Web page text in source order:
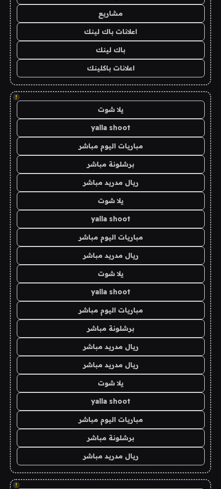
مشاريع
اعلانات باك لينك
باك لينك
اعلانات باكلينك
!
يلا شوت
yalla shoot
مباريات اليوم مباشر
برشلونة مباشر
ريال مدريد مباشر
يلا شوت
yalla shoot
مباريات اليوم مباشر
ريال مدريد مباشر
يلا شوت
yalla shoot
مباريات اليوم مباشر
برشلونة مباشر
ريال مدريد مباشر
ريال مدريد مباشر
يلا شوت
yalla shoot
مباريات اليوم مباشر
برشلونة مباشر
ريال مدريد مباشر
!